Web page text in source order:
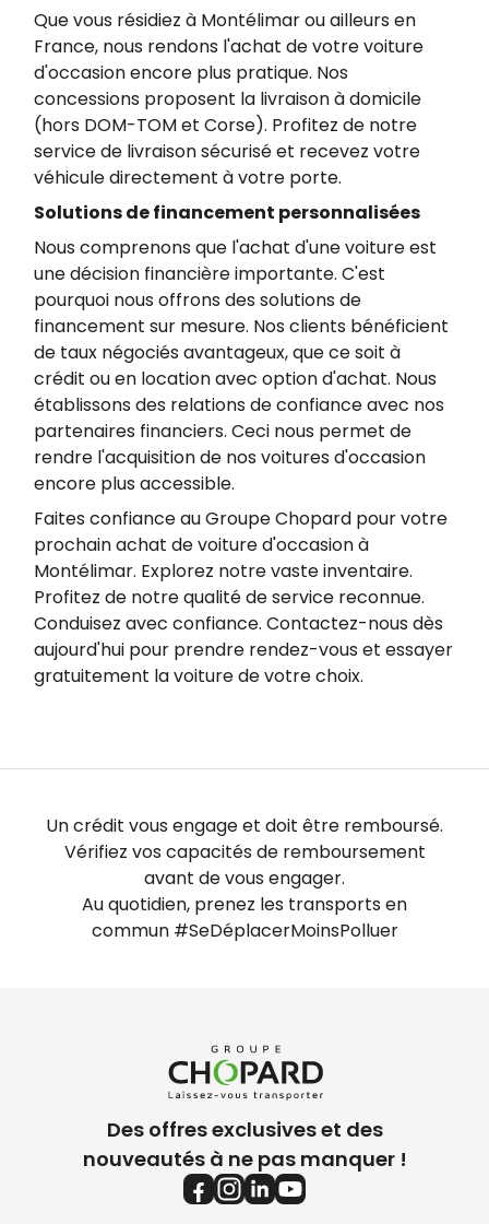
Que vous résidiez à Montélimar ou ailleurs en
France, nous rendons l'achat de votre voiture
d'occasion encore plus pratique. Nos
concessions proposent la livraison à domicile
(hors DOM-TOM et Corse)​. Profitez de notre
service de livraison sécurisé et recevez votre
véhicule directement à votre porte.
Solutions de financement personnalisées
Nous comprenons que l'achat d'une voiture est
une décision financière importante. C'est
pourquoi nous offrons des solutions de
financement sur mesure. Nos clients bénéficient
de taux négociés avantageux, que ce soit à
crédit ou en location avec option d'achat.​ Nous
établissons des relations de confiance avec nos
partenaires financiers. Ceci nous permet de
rendre l'acquisition de nos voitures d'occasion
encore plus accessible.
Faites confiance au Groupe Chopard pour votre
prochain achat de voiture d'occasion à
Montélimar. Explorez notre vaste inventaire.
Profitez de notre qualité de service reconnue.
Conduisez avec confiance. Contactez-nous dès
aujourd'hui pour prendre rendez-vous et essayer
gratuitement la voiture de votre choix.
Un crédit vous engage et doit être remboursé.
Vérifiez vos capacités de remboursement
avant de vous engager.
Au quotidien, prenez les transports en
commun #SeDéplacerMoinsPolluer
Des offres exclusives et des
nouveautés à ne pas manquer !